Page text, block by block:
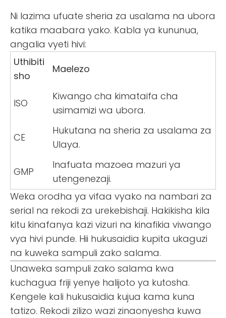
Ni lazima ufuate sheria za usalama na ubora
katika maabara yako. Kabla ya kununua,
angalia vyeti hivi:
Uthibiti
sho
Maelezo
ISO
Kiwango cha kimataifa cha
usimamizi wa ubora.
CE
Hukutana na sheria za usalama za
Ulaya.
GMP
Inafuata mazoea mazuri ya
utengenezaji.
Weka orodha ya vifaa vyako na nambari za
serial na rekodi za urekebishaji. Hakikisha kila
kitu kinafanya kazi vizuri na kinafikia viwango
vya hivi punde. Hii hukusaidia kupita ukaguzi
na kuweka sampuli zako salama.
Unaweka sampuli zako salama kwa
kuchagua friji yenye halijoto ya kutosha.
Kengele kali hukusaidia kujua kama kuna
tatizo. Rekodi zilizo wazi zinaonyesha kuwa